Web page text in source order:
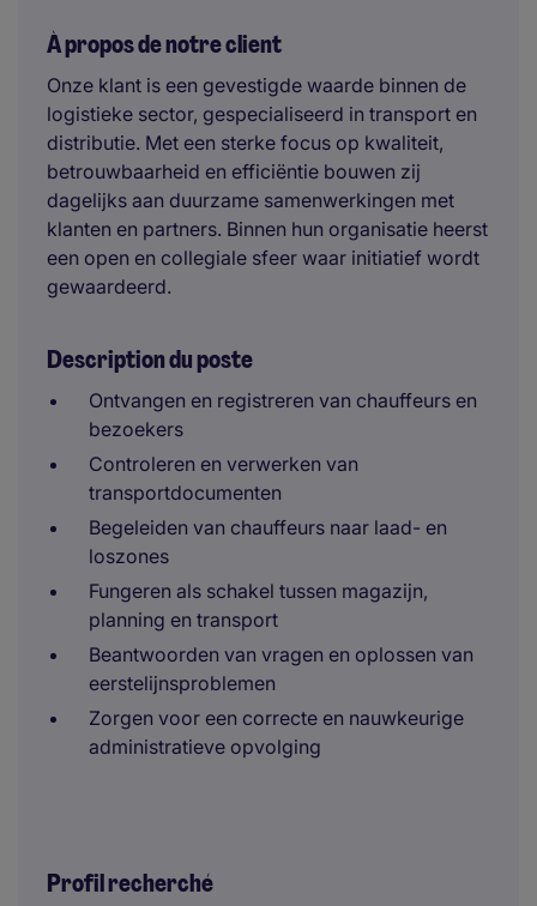
À propos de notre client
Onze klant is een gevestigde waarde binnen de
logistieke sector, gespecialiseerd in transport en
distributie. Met een sterke focus op kwaliteit,
betrouwbaarheid en efficiëntie bouwen zij
dagelijks aan duurzame samenwerkingen met
klanten en partners. Binnen hun organisatie heerst
een open en collegiale sfeer waar initiatief wordt
gewaardeerd.
Description du poste
Ontvangen en registreren van chauffeurs en
bezoekers
Controleren en verwerken van
transportdocumenten
Begeleiden van chauffeurs naar laad- en
loszones
Fungeren als schakel tussen magazijn,
planning en transport
Beantwoorden van vragen en oplossen van
eerstelijnsproblemen
Zorgen voor een correcte en nauwkeurige
administratieve opvolging
Profil recherché